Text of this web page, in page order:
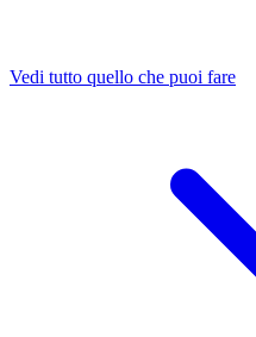
Vedi tutto quello che puoi fare